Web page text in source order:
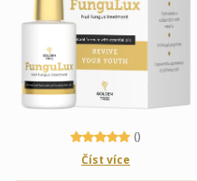
()
Číst více